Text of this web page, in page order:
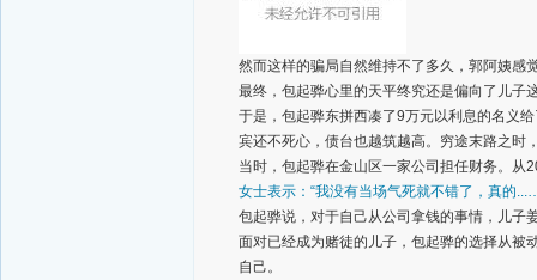
然而这样的骗局自然维持不了多久，郭阿姨感
最终，包起骅心里的天平终究还是偏向了儿子
于是，包起骅东拼西凑了9万元以利息的名义
宾还不死心，债台也越筑越高。穷途末路之时
当时，包起骅在金山区一家公司担任财务。从
女士表示：“我没有当场气死就不错了，真的
包起骅说，对于自己从公司拿钱的事情，儿子
面对已经成为赌徒的儿子，包起骅的选择从被
自己。